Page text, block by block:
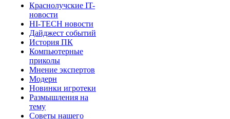
Краснолучские IT-
новости
HI-TECH новости
Дайджест событий
История ПК
Компьютерные
приколы
Мнение экспертов
Модерн
Новинки игротеки
Размышления на
тему
Советы нашего